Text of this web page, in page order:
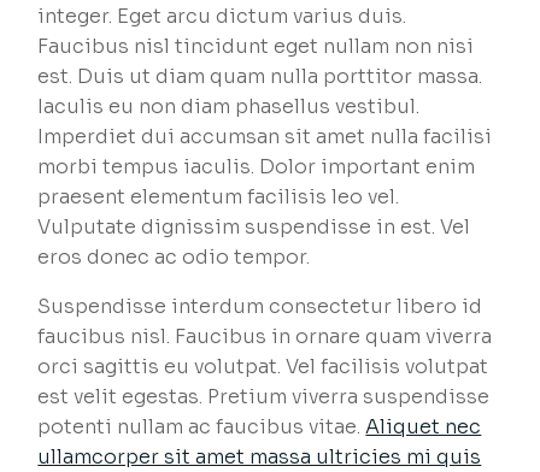
integer. Eget arcu dictum varius duis.
Faucibus nisl tincidunt eget nullam non nisi
est. Duis ut diam quam nulla porttitor massa.
Iaculis eu non diam phasellus vestibul.
Imperdiet dui accumsan sit amet nulla facilisi
morbi tempus iaculis. Dolor important enim
praesent elementum facilisis leo vel.
Vulputate dignissim suspendisse in est. Vel
eros donec ac odio tempor.
Suspendisse interdum consectetur libero id
faucibus nisl. Faucibus in ornare quam viverra
orci sagittis eu volutpat. Vel facilisis volutpat
est velit egestas. Pretium viverra suspendisse
potenti nullam ac faucibus vitae.Aliquet nec
ullamcorper sit amet massa ultricies mi quis